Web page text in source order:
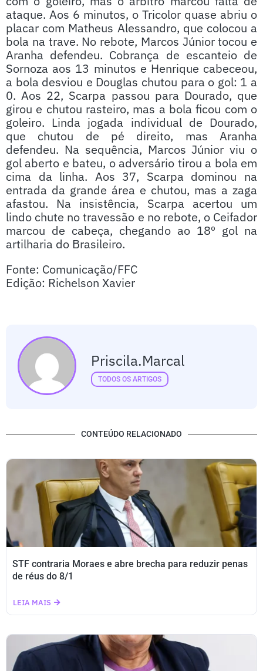
ataque. Aos 6 minutos, o Tricolor quase abriu o
placar com Matheus Alessandro, que colocou a
bola na trave. No rebote, Marcos Júnior tocou e
Aranha defendeu. Cobrança de escanteio de
Sornoza aos 13 minutos e Henrique cabeceou,
a bola desviou e Douglas chutou para o gol: 1 a
0. Aos 22, Scarpa passou para Dourado, que
girou e chutou rasteiro, mas a bola ficou com o
goleiro. Linda jogada individual de Dourado,
que chutou de pé direito, mas Aranha
defendeu. Na sequência, Marcos Júnior viu o
gol aberto e bateu, o adversário tirou a bola em
cima da linha. Aos 37, Scarpa dominou na
entrada da grande área e chutou, mas a zaga
afastou. Na insistência, Scarpa acertou um
lindo chute no travessão e no rebote, o Ceifador
marcou de cabeça, chegando ao 18º gol na
artilharia do Brasileiro.
Fonte: Comunicação/FFC
Edição: Richelson Xavier
Priscila.marcal
TODOS OS ARTIGOS
CONTEÚDO RELACIONADO
STF contraria Moraes e abre brecha para reduzir penas
de réus do 8/1
LEIA MAIS